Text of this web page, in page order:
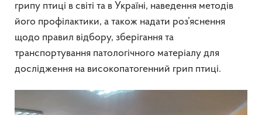
грипу птиці в світі та в Україні, наведення методів
його профілактики, а також надати роз’яснення
щодо правил відбору, зберігання та
транспортування патологічного матеріалу для
дослідження на високопатогенний грип птиці.